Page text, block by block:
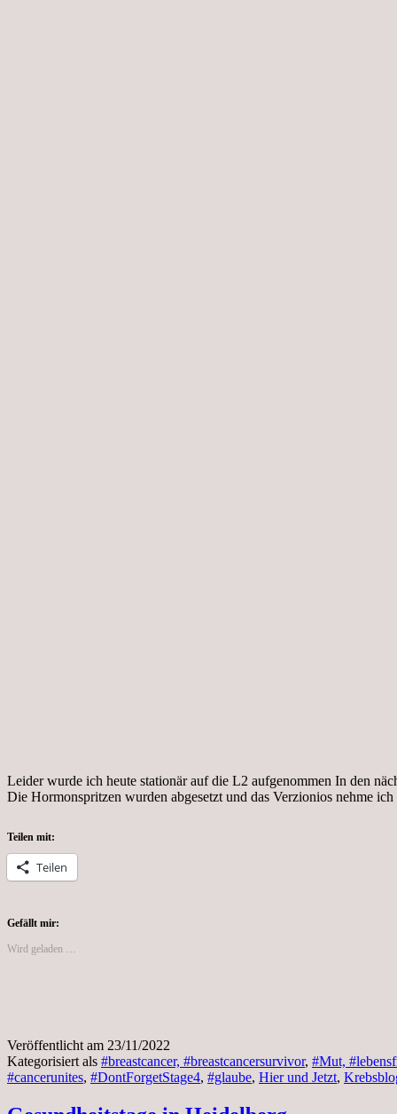
Leider wurde ich heute stationär auf die L2 aufgenommen In den
Die Hormonspritzen wurden abgesetzt und das Verzionios nehme
Teilen mit:
Teilen
Gefällt mir:
Wird geladen …
Veröffentlicht am 23/11/2022
Kategorisiert als #breastcancer, #breastcancersurvivor, #Mut,
#cancerunites, #DontForgetStage4, #glaube, Hier und Jetzt,